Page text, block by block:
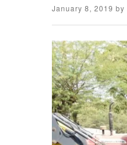
Posted
January 8, 2019 by